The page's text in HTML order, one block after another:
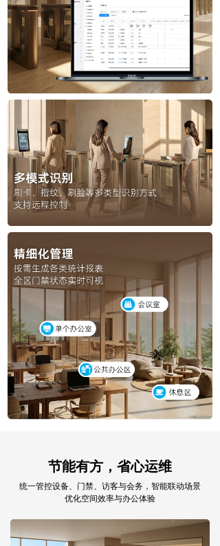
节能有方，省心运维
统一管控设备、门禁、访客与会务，智能联动场景
优化空间效率与办公体验